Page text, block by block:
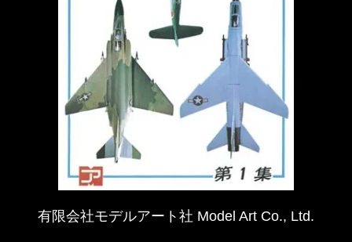
有限会社モデルアート社 Model Art Co., Ltd.